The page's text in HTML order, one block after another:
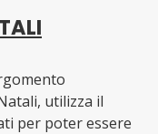
utilizza il
per poter essere